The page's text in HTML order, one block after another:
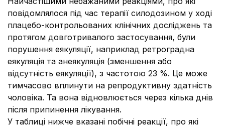
повідомлялося під час терапії силодозином у ході
плацебо-контрольованих клінічних досліджень та
протягом довготривалого застосування, були
порушення еякуляції, наприклад ретроградна
еякуляція та анеякуляція (зменшення або
відсутність еякуляції), з частотою 23 %. Це може
тимчасово вплинути на репродуктивну здатність
чоловіка. Та вона відновлюється через кілька днів
після припинення лікування.
У таблиці нижче вказані побічні реакції, про які